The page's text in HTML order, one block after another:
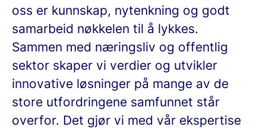
oss er kunnskap, nytenkning og godt
samarbeid nøkkelen til å lykkes.
Sammen med næringsliv og offentlig
sektor skaper vi verdier og utvikler
innovative løsninger på mange av de
store utfordringene samfunnet står
overfor. Det gjør vi med vår ekspertise